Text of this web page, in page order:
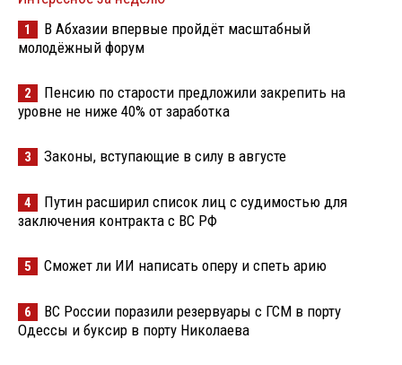
1
В Абхазии впервые пройдёт масштабный
молодёжный форум
2
Пенсию по старости предложили закрепить на
уровне не ниже 40% от заработка
3 Законы, вступающие в силу в августе
4
Путин расширил список лиц с судимостью для
заключения контракта с ВС РФ
5 Сможет ли ИИ написать оперу и спеть арию
6
ВС России поразили резервуары с ГСМ в порту
Одессы и буксир в порту Николаева